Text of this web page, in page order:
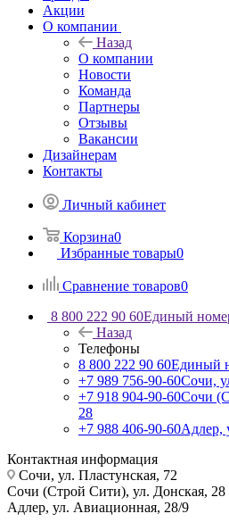
Акции
О компании
Назад
О компании
Новости
Команда
Партнеры
Отзывы
Вакансии
Дизайнерам
Контакты
Личный кабинет
Корзина0
Избранные товары0
Сравнение товаров0
8 800 222 90 60Единый
Назад
Телефоны
8 800 222 90 60Единый
+7 989 756-90-60Сочи,
+7 918 904-90-60Сочи
28
+7 988 406-90-60Адлер,
Контактная информация
Сочи, ул. Пластунская, 72
Сочи (Строй Сити), ул. Донская, 28
Адлер, ул. Авиационная, 28/9